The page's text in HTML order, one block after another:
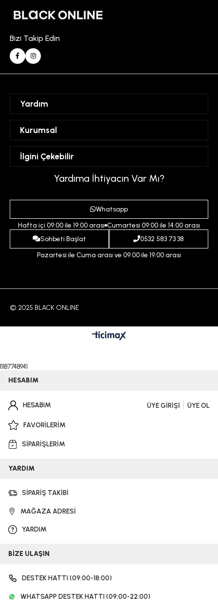
Bizi Takip Edin
Yardım
Hesabım
Favorilerim
Kurumsal
Mesafeli Satış Sözleşmesi
Üyelik Sözleşmesi
Gizlilik ve Güvenlik Politikası
Ödeme ve Teslimat Koşulları
İptal ve İade Koşulları
İlgini Çekebilir
İndirim
Yardıma İhtiyacın Var Mı?
Whatsapp
Hafta içi 09:00 ile 19:00 arası Cumartesi 09:00 ile 14:00 arası
Sohbeti Başlat
0532 583 73 38
Pazartesi ile Cuma arası ve 09:00 ile 19:00 arası
© 2025 BLACK ONLINE
11187748941
HESABIM
HESABIM ÜYE GİRİŞİ ÜYE OL
FAVORİLERİM
SİPARİŞLERİM
YARDIM
SİPARİŞ TAKİBİ
MAĞAZA ADRESİ
YARDIM
BİZE ULAŞIN
DESTEK HATTI (09:00-18:00)
WHATSAPP DESTEK HATTI (09:00-22:00)